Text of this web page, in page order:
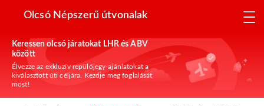
Olcsó Népszerű útvonalak
Keressen olcsó járatokat LHR és ABV
között
Élvezze az exkluzív repülőjegy-ajánlatokat a
kiválasztott úti céljára. Kezdje meg foglalását
most!